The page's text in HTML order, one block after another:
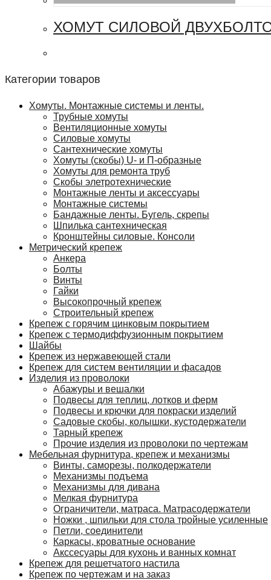
ХОМУТ СИЛОВОЙ
Категории товаров
Хомуты. Монтажные системы и ленты.
Трубные хомуты
Вентиляционные хомуты
Силовые хомуты
Сантехнические хомуты
Хомуты (скобы) U- и П-образные
Хомуты для ремонта труб
Скобы элетротехнические
Монтажные ленты и аксессуары
Монтажные системы
Бандажные ленты. Бугель, скрепы
Шпилька сантехническая
Кронштейны силовые. Консоли
Метрический крепеж
Анкера
Болты
Винты
Гайки
Высокопрочный крепеж
Строительный крепеж
Крепеж с горячим цинковым покрытием
Крепеж с термодиффузионным покрытием
Шайбы
Крепеж из нержавеющей стали
Крепеж для систем вентиляции и фасадов
Изделия из проволоки
Абажуры и вешалки
Подвесы для теплиц, лотков и ферм
Подвесы и крючки для покраски изделий
Садовые скобы, колышки, кустодержатели
Тарный крепеж
Прочие изделия из проволоки по чертежам
Мебельная фурнитура, крепеж и механизмы
Винты, саморезы, полкодержатели
Механизмы подъема
Механизмы для дивана
Мелкая фурнитура
Ограничители, матраса. Матрасодержатели
Ножки , шпильки для стола тройные усиленные
Петли, соединители
Каркасы, кроватные основание
Акссесуары для кухонь и ванных комнат
Крепеж для решетчатого настила
Крепеж по чертежам и на заказ